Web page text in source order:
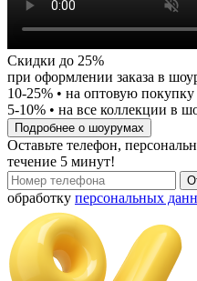
Скидки до 25%
при оформлении заказа в
10-25% • на оптовую покупку
5-10% • на все коллекции в
Подробнее о шоурумах
Оставьте телефон,
течение 5 минут!
обработку персональных